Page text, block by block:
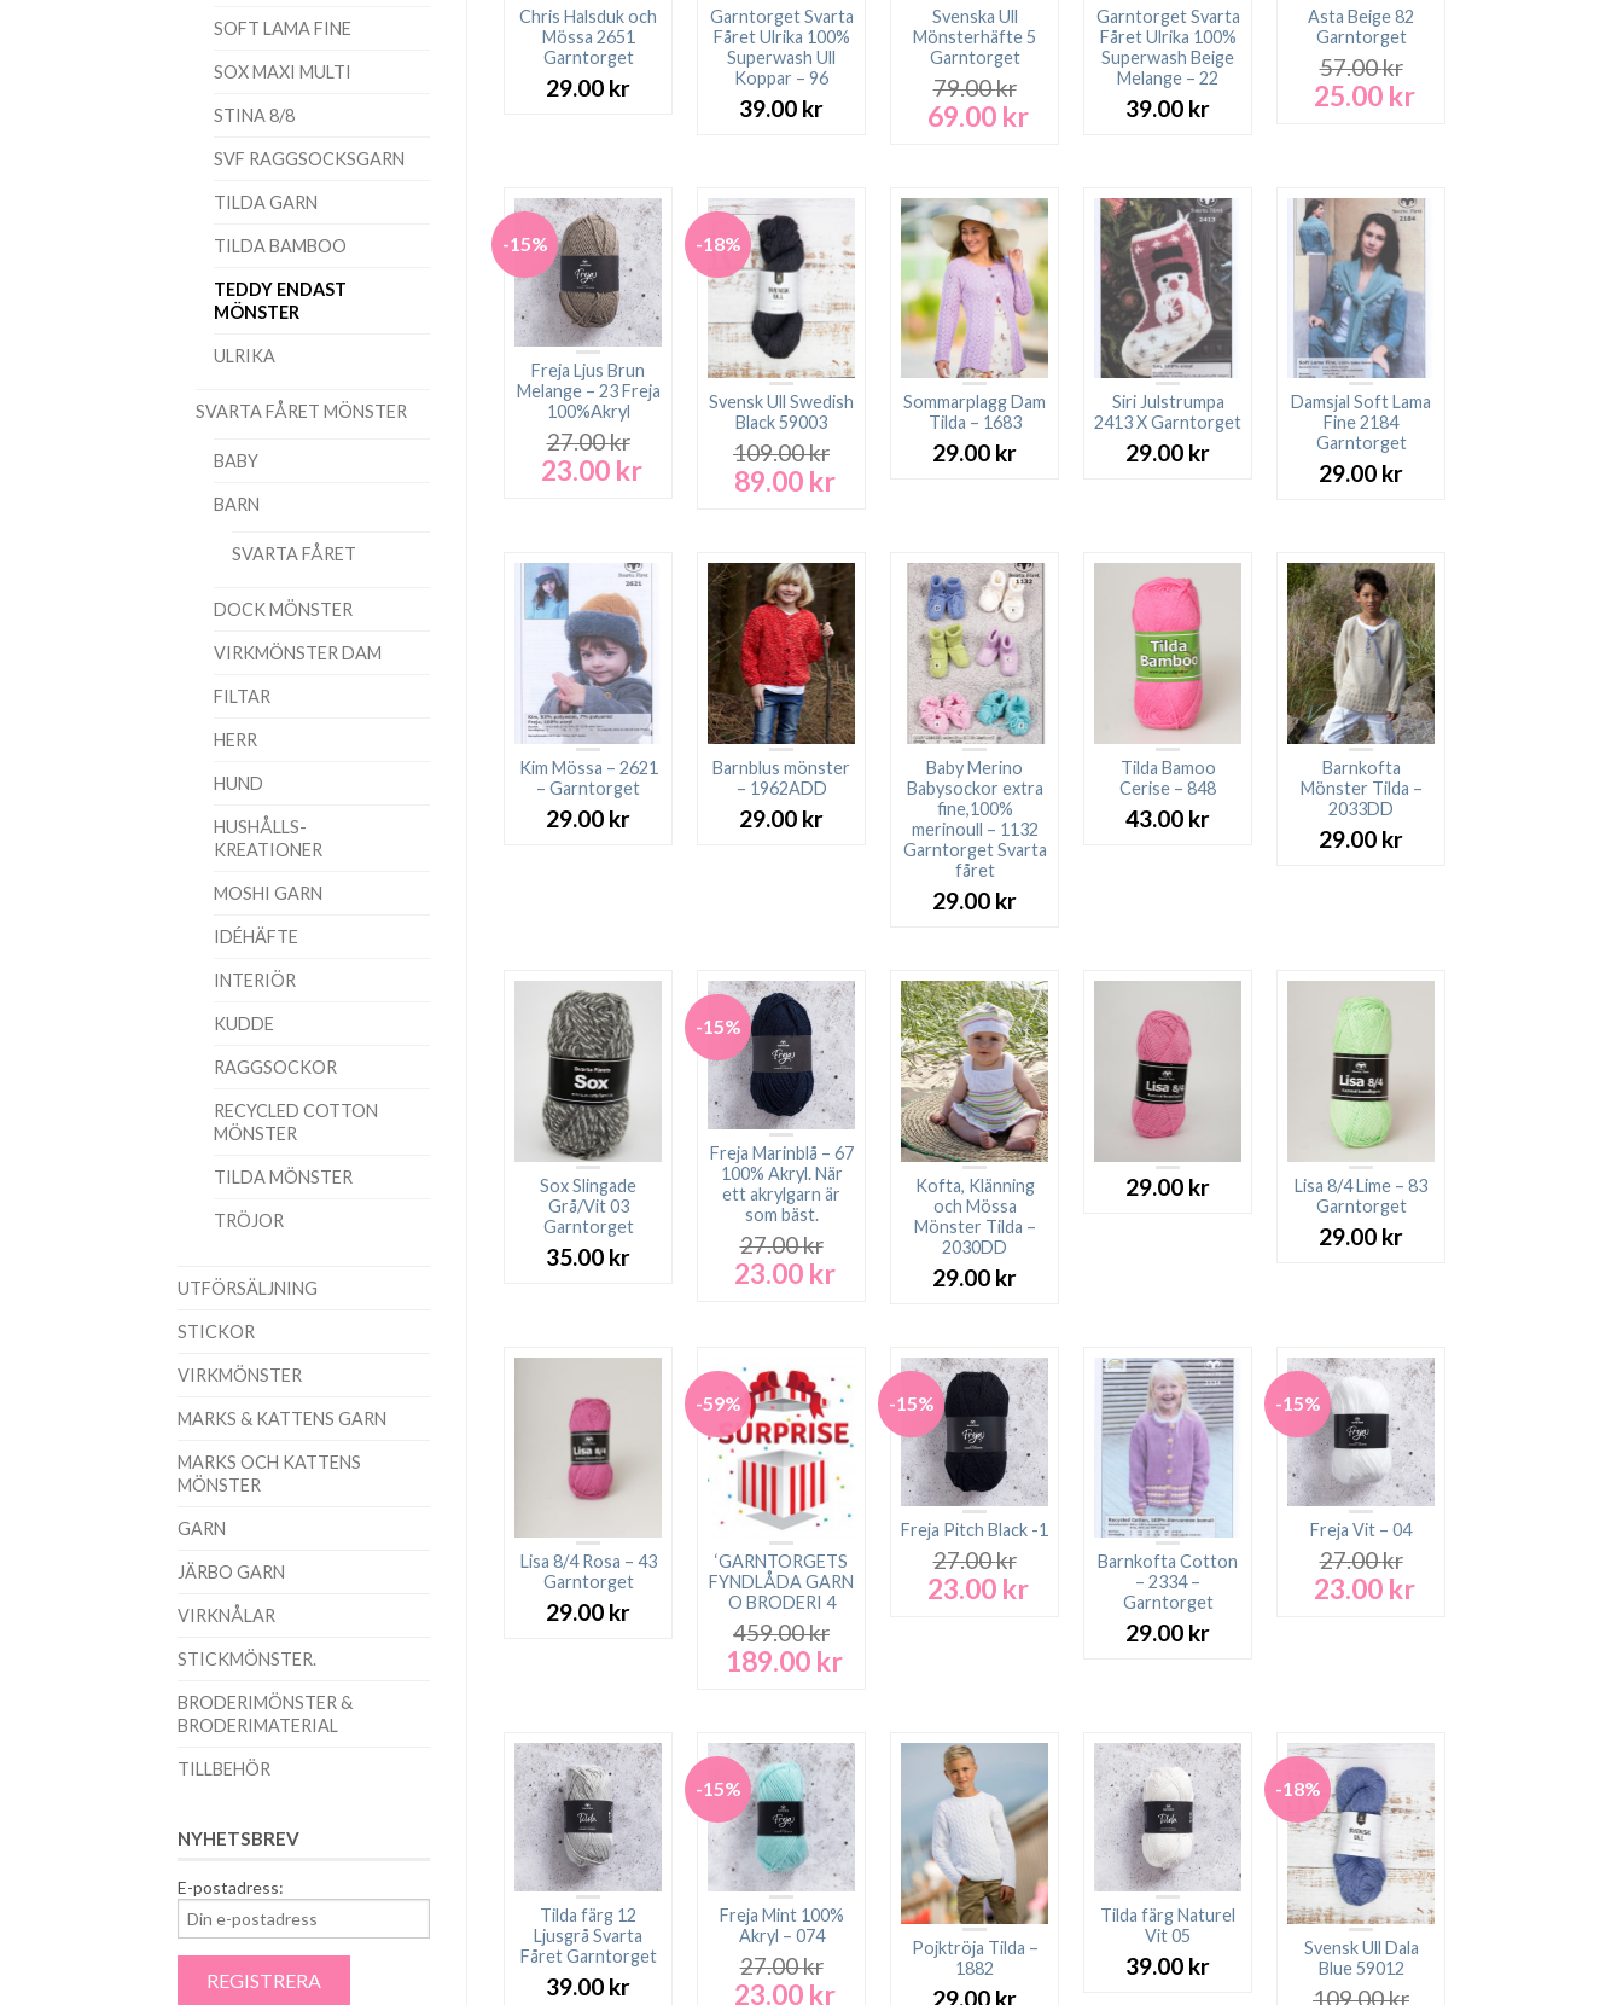
SOFT LAMA FINE
SOX MAXI MULTI
STINA 8/8
SVF RAGGSOCKSGARN
TILDA GARN
TILDA BAMBOO
TEDDY ENDAST
MÖNSTER
ULRIKA
SVARTA FÅRET MÖNSTER
BABY
BARN
SVARTA FÅRET
DOCK MÖNSTER
VIRKMÖNSTER DAM
FILTAR
HERR
HUND
HUSHÅLLS-
KREATIONER
MOSHI GARN
IDÉHÄFTE
INTERIÖR
KUDDE
RAGGSOCKOR
RECYCLED COTTON
MÖNSTER
TILDA MÖNSTER
TRÖJOR
UTFÖRSÄLJNING
STICKOR
VIRKMÖNSTER
MARKS & KATTENS GARN
MARKS OCH KATTENS
MÖNSTER
GARN
JÄRBO GARN
VIRKNÅLAR
STICKMÖNSTER.
BRODERIMÖNSTER &
BRODERIMATERIAL
TILLBEHÖR
NYHETSBREV
E-postadress:
Chris Halsduk och
Mössa 2651
Garntorget
29.00 kr
Garntorget Svarta
Fåret Ulrika 100%
Superwash Ull
Koppar – 96
39.00 kr
Svenska Ull
Mönsterhäfte 5
Garntorget
79.00kr
Det
ursprungliga
79.00 kr.
69.00 krDet
69.00 kr.
Garntorget Svarta
Fåret Ulrika 100%
Superwash Beige
Melange – 22
39.00 kr
Asta Beige 82
Garntorget
57.00kr
Det
ursprungliga
25.00 krDet
-15%
Freja Ljus Brun
Melange – 23 Freja
100%Akryl
27.00kr
Det
27.00 kr.
23.00 krDet
nuvarande
23.00 kr.
-18%
Svensk Ull Swedish
Black 59003
109.00kr
Det
109.00 kr.
89.00 krDet
89.00 kr.
Sommarplagg Dam
Tilda – 1683
29.00 kr
Siri Julstrumpa
2413 X Garntorget
29.00 kr
Damsjal Soft Lama
Fine 2184
Garntorget
29.00 kr
Kim Mössa – 2621
– Garntorget
29.00 kr
Barnblus mönster
– 1962ADD
29.00 kr
Baby Merino
Babysockor extra
fine,100%
merinoull – 1132
Garntorget Svarta
fåret
29.00 kr
Tilda Bamoo
Cerise – 848
43.00 kr
Barnkofta
Mönster Tilda –
2033DD
29.00 kr
Sox Slingade
Grå/Vit 03
Garntorget
35.00 kr
-15%
Freja Marinblå – 67
100% Akryl. När
ett akrylgarn är
som bäst.
27.00kr
Det
27.00 kr.
23.00 krDet
nuvarande
23.00 kr.
Kofta, Klänning
och Mössa
Mönster Tilda –
2030DD
29.00 kr
29.00 kr
Lisa 8/4 Lime – 83
Garntorget
29.00 kr
Lisa 8/4 Rosa – 43
Garntorget
29.00 kr
-59%
‘GARNTORGETS
FYNDLÅDA GARN
O BRODERI 4
459.00kr
Det
459.00 kr.
189.00 krDet
189.00 kr.
-15%
Freja Pitch Black -1
27.00kr
Det
23.00 krDet
nuvarande
Barnkofta Cotton
– 2334 –
Garntorget
29.00 kr
-15%
Freja Vit – 04
27.00kr
Det
23.00 krDet
Tilda färg 12
Ljusgrå Svarta
Fåret Garntorget
39.00 kr
-15%
Freja Mint 100%
Akryl – 074
27.00kr
Det
23.00 krDet
Pojktröja Tilda –
1882
29.00 kr
Tilda färg Naturel
Vit 05
39.00 kr
-18%
Svensk Ull Dala
Blue 59012
109.00kr